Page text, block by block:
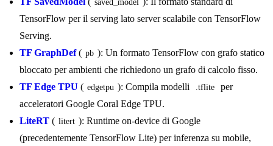
saved_model
TensorFlow per il serving lato server scalabile con TensorFlow
Serving.
TF GraphDef( pb ): Un formato TensorFlow con grafo statico
bloccato per ambienti che richiedono un grafo di calcolo fisso.
TF Edge TPU ( edgetpu ): Compila modelli .tflite
per
acceleratori Google Coral Edge TPU.
LiteRT ( litert ): Runtime on-device di Google
(precedentemente TensorFlow Lite) per inferenza su mobile,